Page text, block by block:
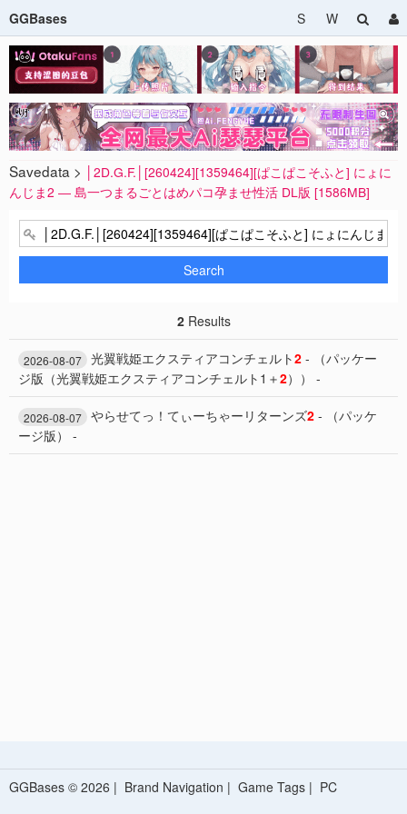
GGBases S W
Savedata > │2D.G.F.│[260424][1359464][ぱこぱこそふと] にょに
んじま2 ― 島一つまるごとはめパコ孕ませ性活 DL版 [1586MB]
Search
2Results
2026-08-07 光翼戦姫エクスティアコンチェルト2 - （パッケー
ジ版（光翼戦姫エクスティアコンチェルト1＋2）） -
2026-08-07 やらせてっ！てぃーちゃーリターンズ2 - （パッケ
ージ版） -
GGBases © 2026 | Brand Navigation | Game Tags | PC